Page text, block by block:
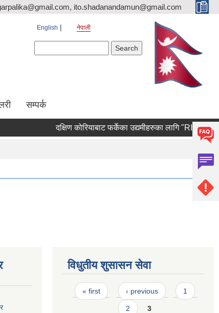
ito.shadanandamun@gmail.com
English नेपाली
सम्पर्क
दक्षिण कोरियाबाट फर्केका उद्यमीहरुका लागि "RIN
विधुतीय शुसासन सेवा
Pages
« first ‹ previous 1
2 3